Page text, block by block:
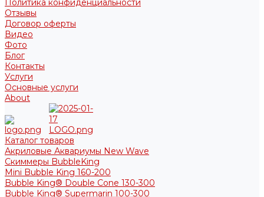
Политика конфиденциальности
Отзывы
Договор оферты
Видео
Фото
Блог
Контакты
Услуги
Основные услуги
About
Каталог товаров
Акриловые Аквариумы New Wave
Скиммеры BubbleKing
Mini Bubble King 160-200
Bubble King® Double Cone 130-300
Bubble King® Supermarin 100-300